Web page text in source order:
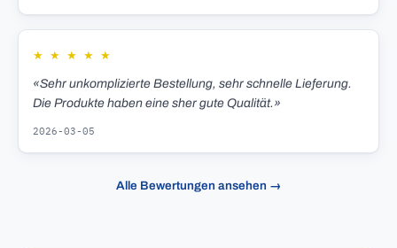
★ ★ ★ ★ ★
«Sehr unkomplizierte Bestellung, sehr schnelle Lieferung.
Die Produkte haben eine sher gute Qualität.»
2026-03-05
Alle Bewertungen ansehen →